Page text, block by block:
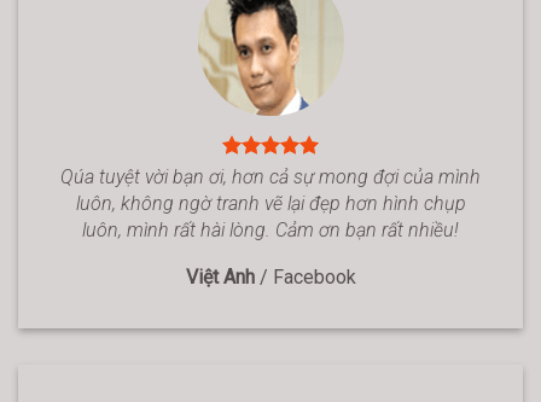
Qúa tuyệt vời bạn ơi, hơn cả sự mong đợi của mình
luôn, không ngờ tranh vẽ lại đẹp hơn hình chụp
luôn, mình rất hài lòng. Cảm ơn bạn rất nhiều!
Việt Anh / Facebook